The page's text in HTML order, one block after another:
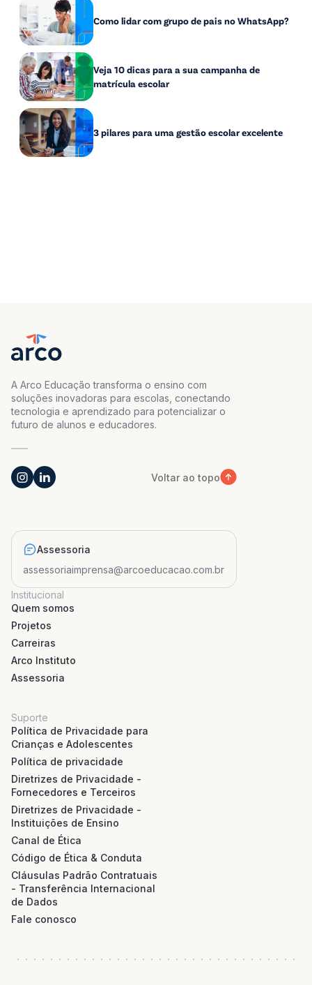
Como lidar com grupo de pais no WhatsApp?
Veja 10 dicas para a sua campanha de
matrícula escolar
3 pilares para uma gestão escolar excelente
A Arco Educação transforma o ensino com
soluções inovadoras para escolas, conectando
tecnologia e aprendizado para potencializar o
futuro de alunos e educadores.
Voltar ao topo
Assessoria
assessoriaimprensa@arcoeducacao.com.br
Institucional
Quem somos
Projetos
Carreiras
Arco Instituto
Assessoria
Suporte
Política de Privacidade para
Crianças e Adolescentes
Política de privacidade
Diretrizes de Privacidade -
Fornecedores e Terceiros
Diretrizes de Privacidade -
Instituições de Ensino
Canal de Ética
Código de Ética & Conduta
Cláusulas Padrão Contratuais
- Transferência Internacional
de Dados
Fale conosco